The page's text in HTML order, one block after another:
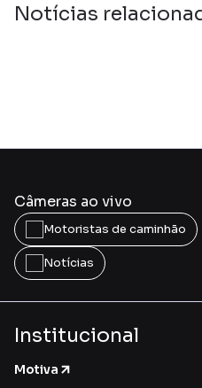
Notícias
Câmeras ao vivo
Motoristas de caminhão
Notícias
Institucional
Motiva